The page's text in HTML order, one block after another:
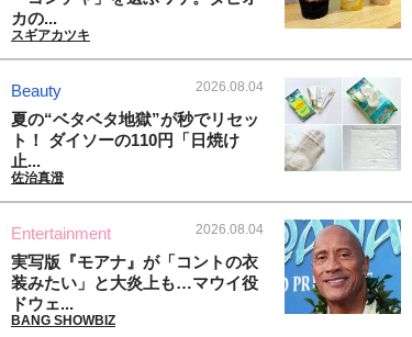
カの...
スギアカツキ
Beauty 2026.08.04
夏の“ベタベタ地獄”が秒でリセッ
ト！ ダイソーの110円「日焼け
止...
佐治真澄
Entertainment 2026.08.04
実写版『モアナ』が「コントの衣
装みたい」と大炎上も…マウイ役
ドウェ...
BANG SHOWBIZ